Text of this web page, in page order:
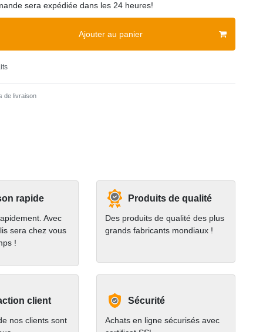
sera expédiée dans les 24 heures!
Ajouter au panier
de livraison
rapide
Avec
sera chez vous
!
Produits de qualité
Des produits de qualité des plus
grands fabricants mondiaux !
client
nos clients sont
Sécurité
Achats en ligne sécurisés avec